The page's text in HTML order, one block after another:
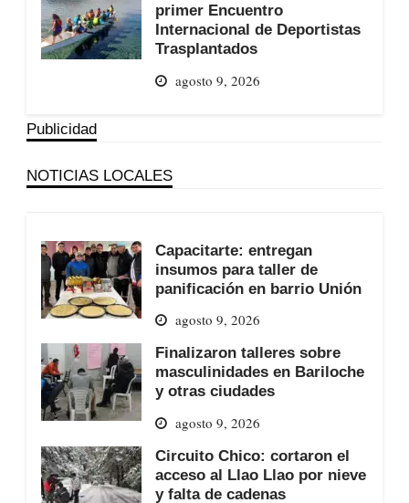
primer Encuentro
Internacional de Deportistas
Trasplantados
agosto 9, 2026
Publicidad
NOTICIAS LOCALES
Capacitarte: entregan
insumos para taller de
panificación en barrio Unión
agosto 9, 2026
Finalizaron talleres sobre
masculinidades en Bariloche
y otras ciudades
agosto 9, 2026
Circuito Chico: cortaron el
acceso al Llao Llao por nieve
y falta de cadenas